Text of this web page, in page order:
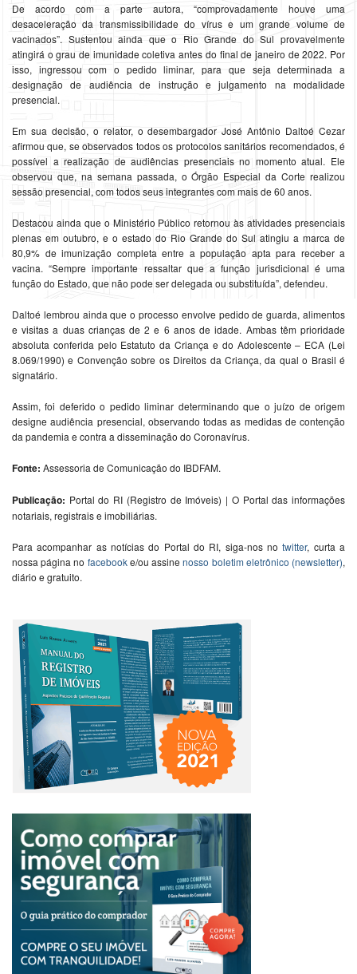
De acordo com a parte autora, “comprovadamente houve uma
desaceleração da transmissibilidade do vírus e um grande volume de
vacinados”. Sustentou ainda que o Rio Grande do Sul provavelmente
atingirá o grau de imunidade coletiva antes do final de janeiro de 2022. Por
isso, ingressou com o pedido liminar, para que seja determinada a
designação de audiência de instrução e julgamento na modalidade
presencial.
Em sua decisão, o relator, o desembargador José Antônio Daltoé Cezar
afirmou que, se observados todos os protocolos sanitários recomendados, é
possível a realização de audiências presenciais no momento atual. Ele
observou que, na semana passada, o Órgão Especial da Corte realizou
sessão presencial, com todos seus integrantes com mais de 60 anos.
Destacou ainda que o Ministério Público retornou às atividades presenciais
plenas em outubro, e o estado do Rio Grande do Sul atingiu a marca de
80,9% de imunização completa entre a população apta para receber a
vacina. “Sempre importante ressaltar que a função jurisdicional é uma
função do Estado, que não pode ser delegada ou substituída”, defendeu.
Daltoé lembrou ainda que o processo envolve pedido de guarda, alimentos
e visitas a duas crianças de 2 e 6 anos de idade. Ambas têm prioridade
absoluta conferida pelo Estatuto da Criança e do Adolescente – ECA (Lei
8.069/1990) e Convenção sobre os Direitos da Criança, da qual o Brasil é
signatário.
Assim, foi deferido o pedido liminar determinando que o juízo de origem
designe audiência presencial, observando todas as medidas de contenção
da pandemia e contra a disseminação do Coronavírus.
Fonte: Assessoria de Comunicação do IBDFAM.
Publicação: Portal do RI (Registro de Imóveis) | O Portal das informações
notariais, registrais e imobiliárias.
Para acompanhar as notícias do Portal do RI, siga-nos notwitter, curta a
nossa página no facebooke/ou assinenosso boletim eletrônico (newsletter),
diário e gratuito.